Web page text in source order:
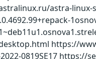
astra-linux-
https://
0819SE17 https://